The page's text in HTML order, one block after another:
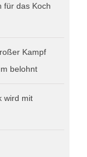
für das Koch
Kampf
belohnt
wird mit